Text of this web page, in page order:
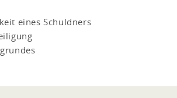
eines Schuldners